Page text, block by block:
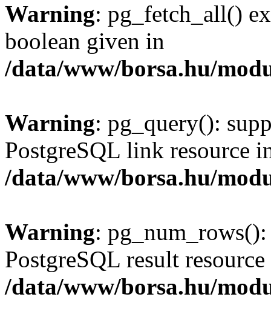
Warning: pg_fetch_all()
boolean given in
/data/www/borsa.hu/
Warning: pg_query():
PostgreSQL link resource
/data/www/borsa.hu/
Warning:
PostgreSQL result
/data/www/borsa.hu/